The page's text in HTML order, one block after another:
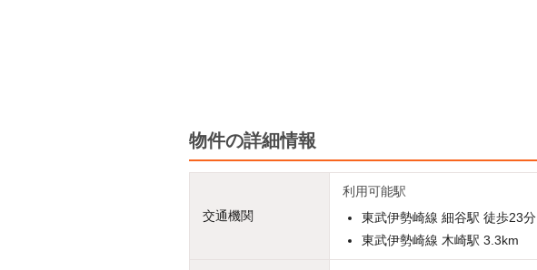
物件の詳細情報
交通機関
利用可能駅
東武伊勢崎線 細谷駅 徒歩23分
東武伊勢崎線 木崎駅 3.3km